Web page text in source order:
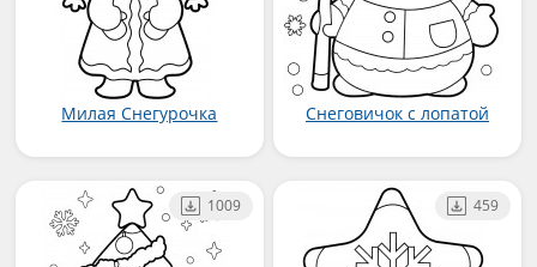
Милая Снегурочка Снеговичок с лопатой
1009 459